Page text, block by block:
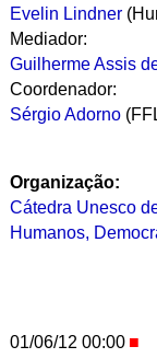
Evelin Lindner
Mediador:
Guilherme Assis
Coordenador:
Sérgio Adorno
Organização:
Cátedra Unesco
Humanos,
01/06/12 00:00